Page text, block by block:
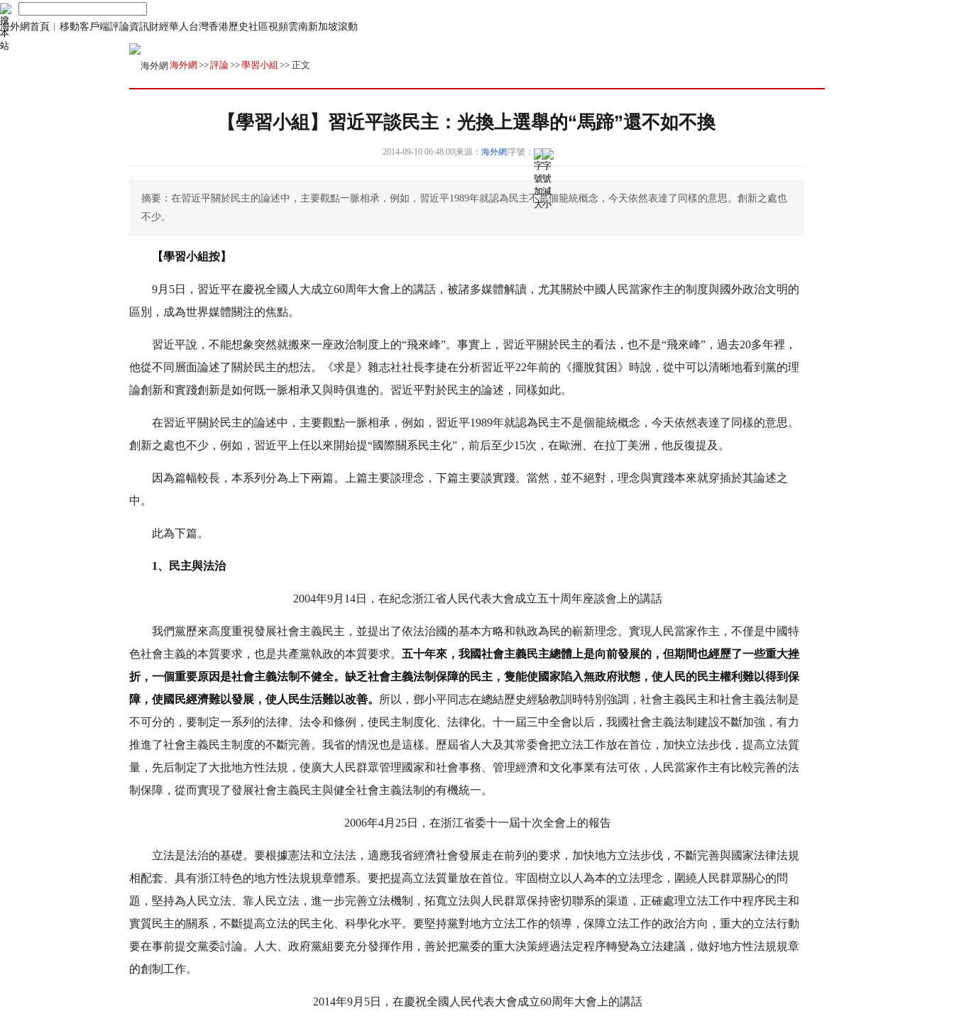
海外網首頁 移動客戶端評論資訊財經華人 台灣香港歷史社區視頻雲南新加坡滾動
海外網 >>評論>>學習小組 >> 正文
【學習小組】習近平談民主：光換上選舉的“馬蹄”還不如不換
2014-09-10 06:48:00| 來源： 海外網 字號：
摘要：在習近平關於民主的論述中，主要觀點一脈相承，例如，習近平1989年就認為民主不是個籠統概念，今天依然表達了同樣的意思。創新之處也
不少。
【學習小組按】
9月5日，習近平在慶祝全國人大成立60周年大會上的講話，被諸多媒體解讀，尤其關於中國人民當家作主的制度與國外政治文明的
區別，成為世界媒體關注的焦點。
習近平說，不能想象突然就搬來一座政治制度上的“飛來峰”。事實上，習近平關於民主的看法，也不是“飛來峰”，過去20多年裡，
他從不同層面論述了關於民主的想法。《求是》雜志社社長李捷在分析習近平22年前的《擺脫貧困》時說，從中可以清晰地看到黨的理
論創新和實踐創新是如何既一脈相承又與時俱進的。習近平對於民主的論述，同樣如此。
在習近平關於民主的論述中，主要觀點一脈相承，例如，習近平1989年就認為民主不是個籠統概念，今天依然表達了同樣的意思。
創新之處也不少，例如，習近平上任以來開始提“國際關系民主化”，前后至少15次，在歐洲、在拉丁美洲，他反復提及。
因為篇幅較長，本系列分為上下兩篇。上篇主要談理念，下篇主要談實踐。當然，並不絕對，理念與實踐本來就穿插於其論述之
中。
此為下篇。
1、民主與法治
2004年9月14日，在紀念浙江省人民代表大會成立五十周年座談會上的講話
我們黨歷來高度重視發展社會主義民主，並提出了依法治國的基本方略和執政為民的嶄新理念。實現人民當家作主，不僅是中國特
色社會主義的本質要求，也是共產黨執政的本質要求。 五十年來，我國社會主義民主總體上是向前發展的，但期間也經歷了一些重大挫
折，一個重要原因是社會主義法制不健全。缺乏社會主義法制保障的民主，隻能使國家陷入無政府狀態，使人民的民主權利難以得到保
障，使國民經濟難以發展，使人民生活難以改善。
所以，鄧小平同志在總結歷史經驗教訓時特別強調，社會主義民主和社會主義法制是
不可分的，要制定一系列的法律、法令和條例，使民主制度化、法律化。十一屆三中全會以后，我國社會主義法制建設不斷加強，有力
推進了社會主義民主制度的不斷完善。我省的情況也是這樣。歷屆省人大及其常委會把立法工作放在首位，加快立法步伐，提高立法質
量，先后制定了大批地方性法規，使廣大人民群眾管理國家和社會事務、管理經濟和文化事業有法可依，人民當家作主有比較完善的法
制保障，從而實現了發展社會主義民主與健全社會主義法制的有機統一。
2006年4月25日，在浙江省委十一屆十次全會上的報告
立法是法治的基礎。要根據憲法和立法法，適應我省經濟社會發展走在前列的要求，加快地方立法步伐，不斷完善與國家法律法規
相配套、具有浙江特色的地方性法規規章體系。要把提高立法質量放在首位。牢固樹立以人為本的立法理念，圍繞人民群眾關心的問
題，堅持為人民立法、靠人民立法，進一步完善立法機制，拓寬立法與人民群眾保持密切聯系的渠道，正確處理立法工作中程序民主和
實質民主的關系，不斷提高立法的民主化、科學化水平。要堅持黨對地方立法工作的領導，保障立法工作的政治方向，重大的立法行動
要在事前提交黨委討論。人大、政府黨組要充分發揮作用，善於把黨委的重大決策經過法定程序轉變為立法建議，做好地方性法規規章
的創制工作。
2014年9月5日，在慶祝全國人民代表大會成立60周年大會上的講話